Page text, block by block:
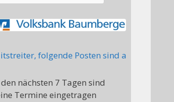
folgende Posten sind aktuell nicht
nächsten 7 Tagen sind
Termine eingetragen